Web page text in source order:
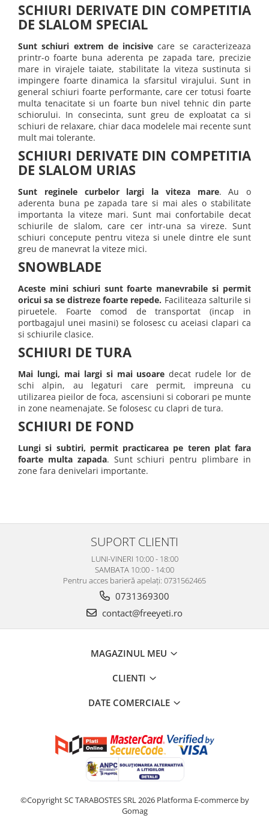
SCHIURI DERIVATE DIN COMPETITIA
DE SLALOM SPECIAL
Sunt schiuri extrem de incisive care se caracterizeaza
printr-o foarte buna aderenta pe zapada tare, precizie
mare in virajele taiate, stabilitate la viteza sustinuta si
impingere foarte dinamica la sfarsitul virajului. Sunt in
general schiuri foarte performante, care cer totusi foarte
multa tenacitate si un foarte bun nivel tehnic din parte
schiorului. In consecinta, sunt greu de exploatat ca si
schiuri de relaxare, chiar daca modelele mai recente sunt
mult mai tolerante.
SCHIURI DERIVATE DIN COMPETITIA
DE SLALOM URIAS
Sunt reginele curbelor largi la viteza mare. Au o
aderenta buna pe zapada tare si mai ales o stabilitate
importanta la viteze mari. Sunt mai confortabile decat
schiurile de slalom, care cer intr-una sa vireze. Sunt
schiuri concepute pentru viteza si unele dintre ele sunt
greu de manevrat la viteze mici.
SNOWBLADE
Aceste mini schiuri sunt foarte manevrabile si permit
oricui sa se distreze foarte repede. Faciliteaza salturile si
piruetele. Foarte comod de transportat (incap in
portbagajul unei masini) se folosesc cu aceiasi clapari ca
si schiurile clasice.
SCHIURI DE TURA
Mai lungi, mai largi si mai usoare decat rudele lor de
schi alpin, au legaturi care permit, impreuna cu
utilizarea pieilor de foca, ascensiuni si coborari pe munte
in zone neamenajate. Se folosesc cu clapri de tura.
SCHIURI DE FOND
Lungi si subtiri, permit practicarea pe teren plat fara
foarte multa zapada. Sunt schiuri pentru plimbare in
zone fara denivelari importante.
SUPORT CLIENTI
LUNI-VINERI 10:00 - 18:00
SAMBATA 10:00 - 14:00
Pentru acces barieră apelați: 0731562465
0731369300
contact@freeyeti.ro
MAGAZINUL MEU
CLIENTI
DATE COMERCIALE
©Copyright SC TARABOSTES SRL 2026 Platforma E-commerce by
Gomag